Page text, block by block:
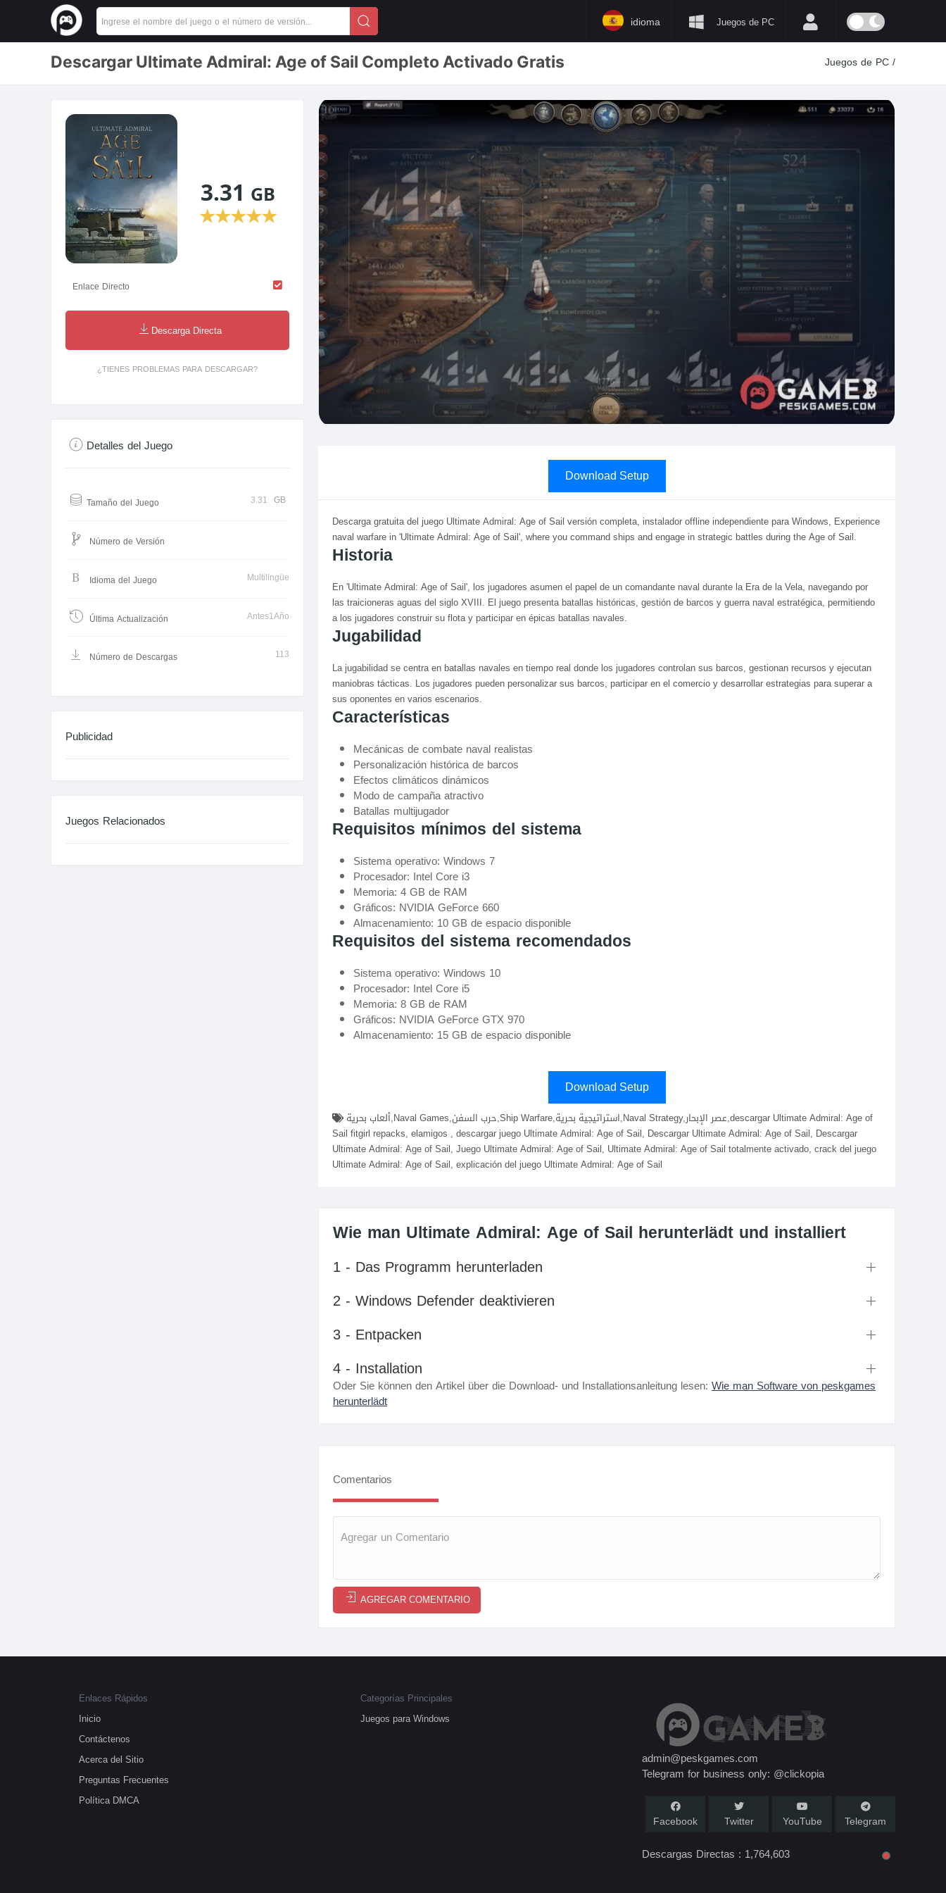
Juegos de PC
idioma
Descargar Ultimate Admiral: Age of Sail Completo Activado Gratis Juegos de PC/
Download Setup
Descarga gratuita del juego Ultimate Admiral: Age of Sail versión completa, instalador offline independiente para Windows, Experience
naval warfare in 'Ultimate Admiral: Age of Sail', where you command ships and engage in strategic battles during the Age of Sail.
Historia
En 'Ultimate Admiral: Age of Sail', los jugadores asumen el papel de un comandante naval durante la Era de la Vela, navegando por
las traicioneras aguas del siglo XVIII. El juego presenta batallas históricas, gestión de barcos y guerra naval estratégica, permitiendo
a los jugadores construir su flota y participar en épicas batallas navales.
Jugabilidad
La jugabilidad se centra en batallas navales en tiempo real donde los jugadores controlan sus barcos, gestionan recursos y ejecutan
maniobras tácticas. Los jugadores pueden personalizar sus barcos, participar en el comercio y desarrollar estrategias para superar a
sus oponentes en varios escenarios.
Características
Mecánicas de combate naval realistas
Personalización histórica de barcos
Efectos climáticos dinámicos
Modo de campaña atractivo
Batallas multijugador
Requisitos mínimos del sistema
Sistema operativo: Windows 7
Procesador: Intel Core i3
Memoria: 4 GB de RAM
Gráficos: NVIDIA GeForce 660
Almacenamiento: 10 GB de espacio disponible
Requisitos del sistema recomendados
Sistema operativo: Windows 10
Procesador: Intel Core i5
Memoria: 8 GB de RAM
Gráficos: NVIDIA GeForce GTX 970
Almacenamiento: 15 GB de espacio disponible
Download Setup
Sail fitgirl repacks, elamigos , descargar juego Ultimate Admiral: Age of Sail, Descargar Ultimate Admiral: Age of Sail, Descargar
Ultimate Admiral: Age of Sail, Juego Ultimate Admiral: Age of Sail, Ultimate Admiral: Age of Sail totalmente activado, crack del juego
Ultimate Admiral: Age of Sail, explicación del juego Ultimate Admiral: Age of Sail
Wie man Ultimate Admiral: Age of Sail herunterlädt und installiert
1 - Das Programm herunterladen
2 - Windows Defender deaktivieren
3 - Entpacken
4 - Installation
Oder Sie können den Artikel über die Download- und Installationsanleitung lesen: Wie man Software von peskgames
herunterlädt
Comentarios
AGREGAR COMENTARIO
3.31 GB
★★★★★
Enlace Directo
Descarga Directa
¿TIENES PROBLEMAS PARA DESCARGAR?
Detalles del Juego
Tamaño del Juego 3.31 GB
Número de Versión
Idioma del Juego Multilingüe
Última Actualización Antes1Año
Número de Descargas 113
Publicidad
Juegos Relacionados
Enlaces Rápidos
Inicio
Contáctenos
Acerca del Sitio
Preguntas Frecuentes
Política DMCA
Categorías Principales
Juegos para Windows
admin@peskgames.com
Telegram for business only: @clickopia
Facebook Twitter YouTube Telegram
Descargas Directas : 1,764,603